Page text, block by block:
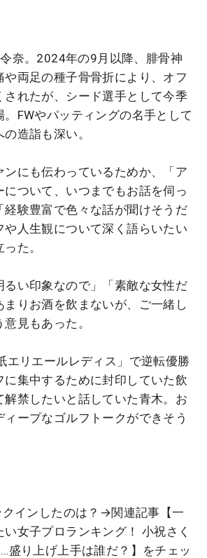
奈。2024年の9月以降、腓骨神
両足の種子骨骨折により、オフ
されたが、シード選手として今季
FWやパッティングの名手として
造詣も深い。
ンにも伝わっているためか、「ア
について、いつまでもお話を伺っ
経験豊富で色々な話が聞けそうだ
や人生観について深く語らいたい
た。
るい印象なので」「素敵な女性だ
まりお酒を飲まないが、ご一緒し
見もあった。
エリエールレディス」で逆転優勝
に集中するために封印していた飲
解禁したいと話していた青木。お
ープなゴルフトークができそう
インしたのは？→関連記事【一
女子プロランキング！ 小祝さく
盛り上げ上手は誰だ？】をチェッ